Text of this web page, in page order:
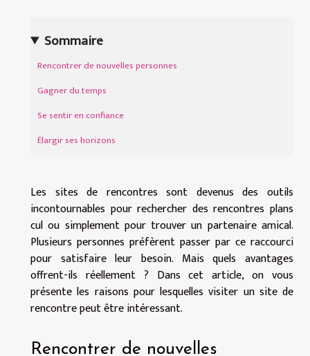
Sommaire
Rencontrer de nouvelles personnes
Gagner du temps
Se sentir en confiance
Élargir ses horizons
Les sites de rencontres sont devenus des outils
incontournables pour rechercher des rencontres plans
cul ou simplement pour trouver un partenaire amical.
Plusieurs personnes préfèrent passer par ce raccourci
pour satisfaire leur besoin. Mais quels avantages
offrent-ils réellement ? Dans cet article, on vous
présente les raisons pour lesquelles visiter un site de
rencontre peut être intéressant.
Rencontrer de nouvelles